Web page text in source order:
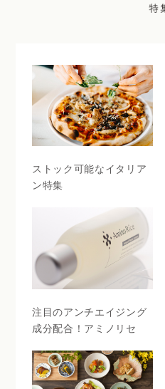
ストック可能なイタリア
ン特集
注目のアンチエイジング
成分配合！アミノリセ